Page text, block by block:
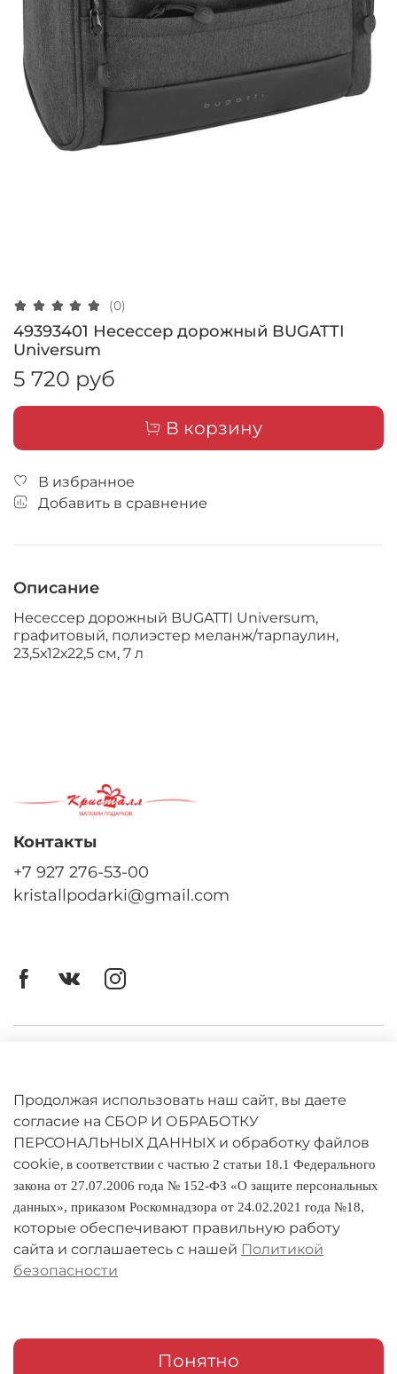
(0)
49393401 Несессер дорожный BUGATTI
Universum
5 720 руб
В корзину
В избранное
Добавить в сравнение
Описание
Несессер дорожный BUGATTI Universum,
графитовый, полиэстер меланж/тарпаулин,
23,5х12х22,5 см, 7 л
Политика конфиденциальности
Оплата и доставка
Условия обмена и возврата
Реквизиты
О компании
Мои заказы
Контакты
+7 927 276-53-00
kristallpodarki@gmail.com
Продолжая использовать наш сайт, вы даете
согласие на СБОР И ОБРАБОТКУ
ПЕРСОНАЛЬНЫХ ДАННЫХ и обработку файлов
cookie, в соответствии с частью 2 статьи 18.1 Федерального
закона от 27.07.2006 года № 152-ФЗ «О защите персональных
данных», приказом Роскомнадзора от 24.02.2021 года №18,
которые обеспечивают правильную работу
сайта и соглашаетесь с нашей Политикой
безопасности
Понятно